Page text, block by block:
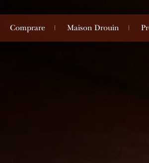
Comprare Maison Drouin